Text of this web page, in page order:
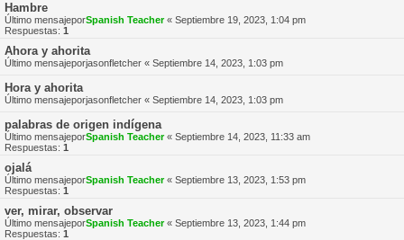
Hambre
Último mensajeporSpanish Teacher« Septiembre 19, 2023, 1:04 pm
Respuestas: 1
Ahora y ahorita
Último mensajeporjasonfletcher « Septiembre 14, 2023, 1:03 pm
Hora y ahorita
Último mensajeporjasonfletcher « Septiembre 14, 2023, 1:03 pm
palabras de origen indígena
Último mensajeporSpanish Teacher« Septiembre 14, 2023, 11:33 am
Respuestas: 1
ojalá
Último mensajeporSpanish Teacher« Septiembre 13, 2023, 1:53 pm
Respuestas: 1
ver, mirar, observar
Último mensajeporSpanish Teacher« Septiembre 13, 2023, 1:44 pm
Respuestas: 1